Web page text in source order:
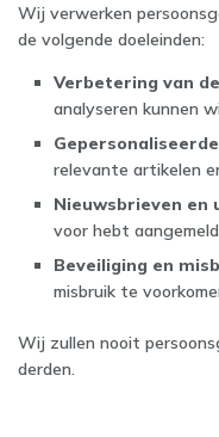
Wij verwerken
de volgende doeleinden:
Verbetering van
analyseren kunnen
relevante artikelen
Nieuwsbrieven en
voor hebt
Beveiliging en
misbruik te
Wij zullen nooit
derden.